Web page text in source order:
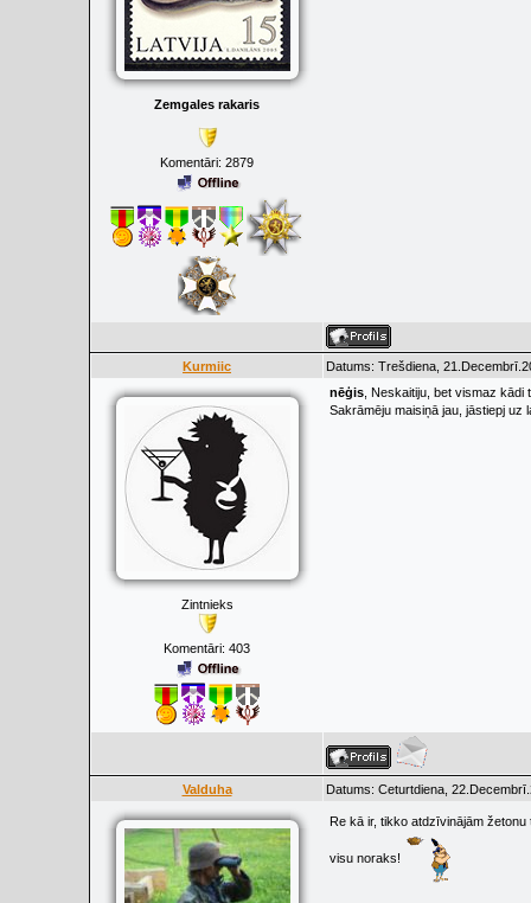
Zemgales rakaris
Komentāri: 2879
Kurmiic Datums: Trešdiena,
Zintnieks
Komentāri: 403
nēģis , Neskaitiju, bet vismaz
Sakrāmēju maisiņā jau, jāstiepj
Valduha Datums: Ceturtdiena,
Re kā ir, tikko atdzīvinājām
visu noraks!